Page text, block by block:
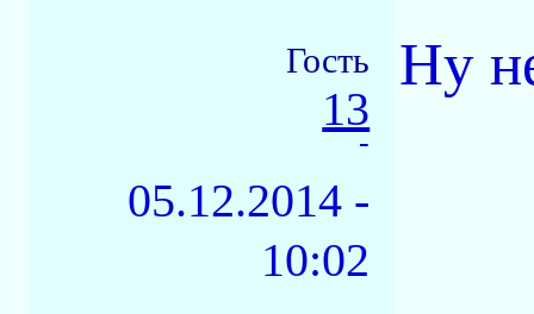
Гость
13
-
05.12.2014 -
10:02
Ну